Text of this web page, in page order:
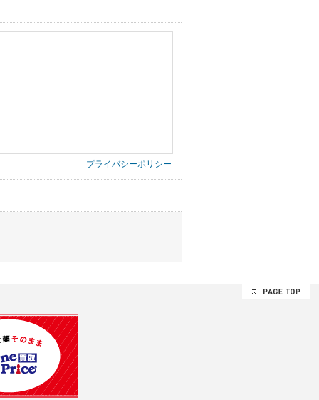
得ることが困難であるとき。
して協力する必要がある場合であって、
し、委託する場合は委託した個人データ
プライバシーポリシー